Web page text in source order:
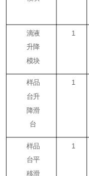
滴液
升降
模块
1
样品
台升
降滑
台
1
样品
台平
移滑
1